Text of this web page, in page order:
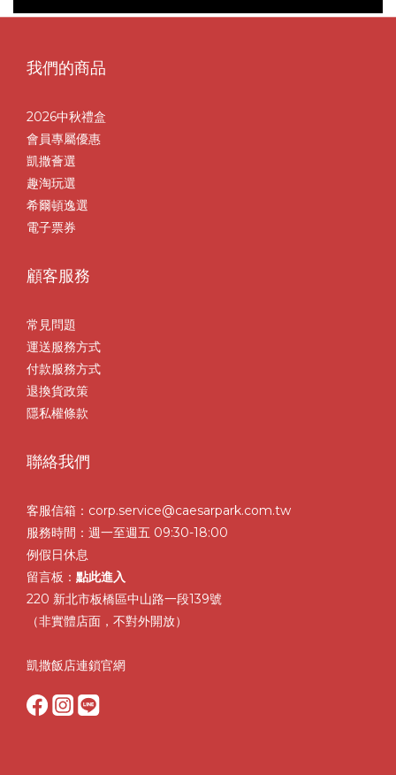
我們的商品
2026中秋禮盒
會員專屬優惠
凱撒薈選
趣淘玩選
希爾頓逸選
電子票券
顧客服務
常見問題
運送服務方式
付款服務方式
退換貨政策
隱私權條款
聯絡我們
客服信箱： corp.service@caesarpark.com.tw
服務時間：週一至週五 09:30-18:00
例假日休息
留言板： 點此進入
220 新北市板橋區中山路一段139號
（非實體店面，不對外開放）
凱撒飯店連鎖官網